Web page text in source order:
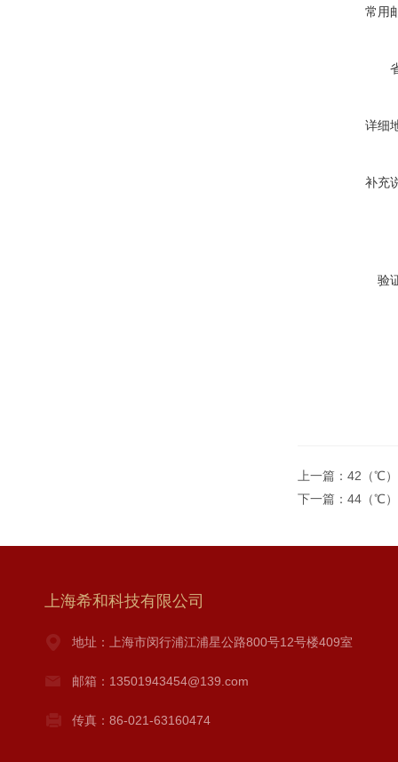
常用
详细
补充
验
上一篇： 42（℃）
下一篇： 44（℃）
上海希和科技有限公司
地址：上海市闵行浦江浦星公路800号12号楼409室
邮箱：13501943454@139.com
传真：86-021-63160474